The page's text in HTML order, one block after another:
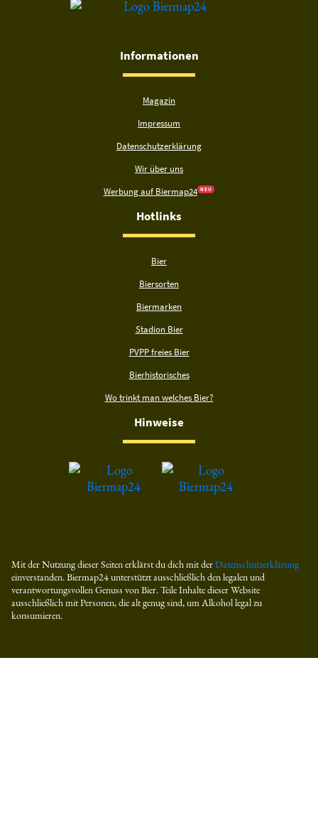
Informationen
Magazin
Impressum
Datenschutzerklärung
Wir über uns
Werbung auf Biermap24 N E U
Hotlinks
Bier
Biersorten
Biermarken
Stadion Bier
PVPP freies Bier
Bierhistorisches
Wo trinkt man welches Bier?
Hinweise
Mit der Nutzung dieser Seiten erklärst du dich mit derDatenschutzerklärung
einverstanden. Biermap24 unterstützt ausschließlich den legalen und
verantwortungsvollen Genuss von Bier. Teile Inhalte dieser Website
ausschließlich mit Personen, die alt genug sind, um Alkohol legal zu
konsumieren.